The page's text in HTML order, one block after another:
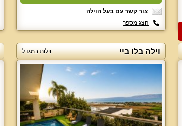
צור קשר עם בעל הוילה
הצג מספר
וילה בלו ביי וילות במגדל